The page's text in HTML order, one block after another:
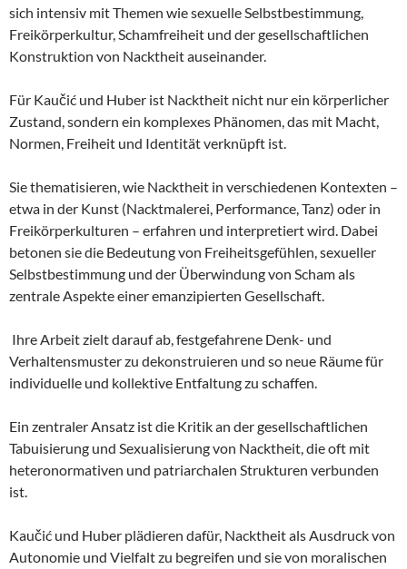
sich intensiv mit Themen wie sexuelle Selbstbestimmung,
Freikörperkultur, Schamfreiheit und der gesellschaftlichen
Konstruktion von Nacktheit auseinander.
Für Kaučić und Huber ist Nacktheit nicht nur ein körperlicher
Zustand, sondern ein komplexes Phänomen, das mit Macht,
Normen, Freiheit und Identität verknüpft ist.
Sie thematisieren, wie Nacktheit in verschiedenen Kontexten –
etwa in der Kunst (Nacktmalerei, Performance, Tanz) oder in
Freikörperkulturen – erfahren und interpretiert wird. Dabei
betonen sie die Bedeutung von Freiheitsgefühlen, sexueller
Selbstbestimmung und der Überwindung von Scham als
zentrale Aspekte einer emanzipierten Gesellschaft.
Ihre Arbeit zielt darauf ab, festgefahrene Denk- und
Verhaltensmuster zu dekonstruieren und so neue Räume für
individuelle und kollektive Entfaltung zu schaffen.
Ein zentraler Ansatz ist die Kritik an der gesellschaftlichen
Tabuisierung und Sexualisierung von Nacktheit, die oft mit
heteronormativen und patriarchalen Strukturen verbunden
ist.
Kaučić und Huber plädieren dafür, Nacktheit als Ausdruck von
Autonomie und Vielfalt zu begreifen und sie von moralischen